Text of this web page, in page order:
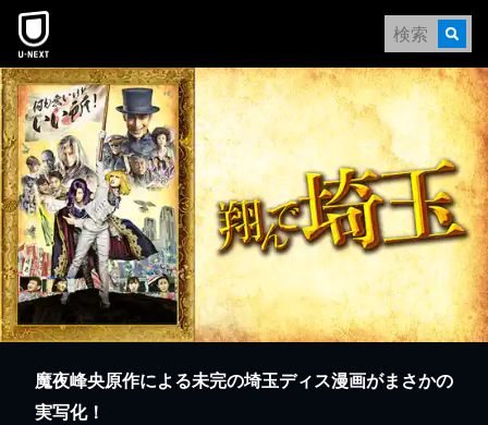
本文へスキップ
魔夜峰央原作による未完の埼玉ディス漫画がまさかの
実写化！